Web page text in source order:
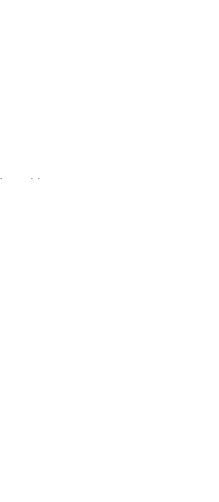
Les articles